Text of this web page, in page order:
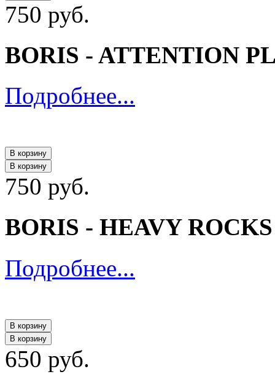
750 руб.
BORIS - ATTENTION
Подробнее...
В корзину
В корзину
750 руб.
BORIS - HEAVY
Подробнее...
В корзину
В корзину
650 руб.